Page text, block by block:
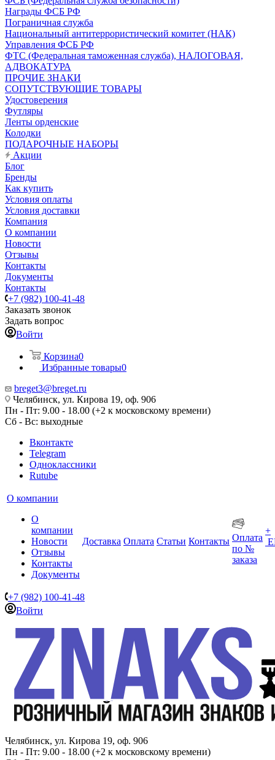
Награды ФСБ РФ
Пограничная служба
Национальный антитеррористический комитет (НАК)
Управления ФСБ РФ
ФТС (Федеральная таможенная служба), НАЛОГОВАЯ,
АДВОКАТУРА
ПРОЧИЕ ЗНАКИ
СОПУТСТВУЮЩИЕ ТОВАРЫ
Удостоверения
Футляры
Ленты орденские
Колодки
ПОДАРОЧНЫЕ НАБОРЫ
Акции
Блог
Бренды
Как купить
Условия оплаты
Условия доставки
Компания
О компании
Новости
Отзывы
Контакты
Документы
Контакты
+7 (982) 100-41-48
Заказать звонок
Задать вопрос
Войти
Корзина0
Избранные товары0
breget3@breget.ru
Челябинск, ул. Кирова 19, оф. 906
Пн - Пт: 9.00 - 18.00 (+2 к московскому времени)
Сб - Вс: выходные
Вконтакте
Telegram
Одноклассники
Rutube
О компании
О
компании
Новости
Отзывы
Контакты
Документы
Доставка Оплата Статьи Контакты Оплата
по №
заказа
+
+7 (982) 100-41-48
Войти
Челябинск, ул. Кирова 19, оф. 906
Пн - Пт: 9.00 - 18.00 (+2 к московскому времени)